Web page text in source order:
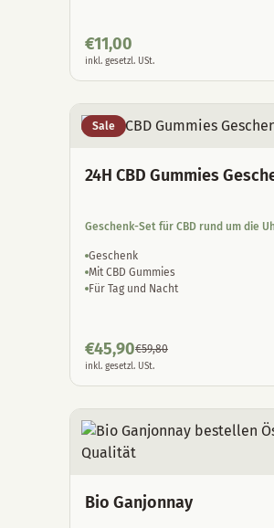
€11,00
inkl. gesetzl. USt.
Sale
24H CBD Gummies
Geschenk-Set für CBD rund um die
Geschenk
Mit CBD Gummies
Für Tag und Nacht
€45,90€59,80
inkl. gesetzl. USt.
Bio Ganjonnay